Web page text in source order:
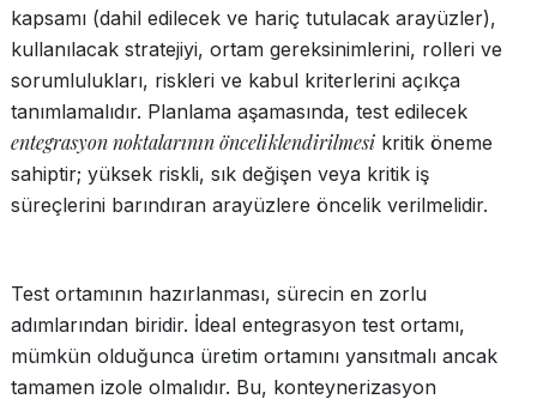
kapsamı (dahil edilecek ve hariç tutulacak arayüzler),
kullanılacak stratejiyi, ortam gereksinimlerini, rolleri ve
sorumlulukları, riskleri ve kabul kriterlerini açıkça
tanımlamalıdır. Planlama aşamasında, test edilecek
entegrasyon noktalarının önceliklendirilmesi kritik öneme
sahiptir; yüksek riskli, sık değişen veya kritik iş
süreçlerini barındıran arayüzlere öncelik verilmelidir.
Test ortamının hazırlanması, sürecin en zorlu
adımlarından biridir. İdeal entegrasyon test ortamı,
mümkün olduğunca üretim ortamını yansıtmalı ancak
tamamen izole olmalıdır. Bu, konteynerizasyon